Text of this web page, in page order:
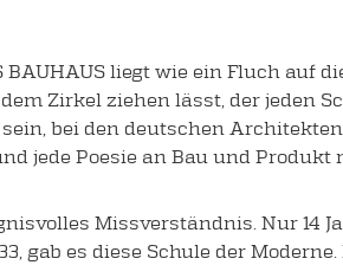
BAUHAUS liegt wie ein Fluch auf
Zirkel ziehen lässt, der jeden
bei den deutschen
jede Poesie an Bau und Produkt
Missverständnis. Nur 14
gab es diese Schule der